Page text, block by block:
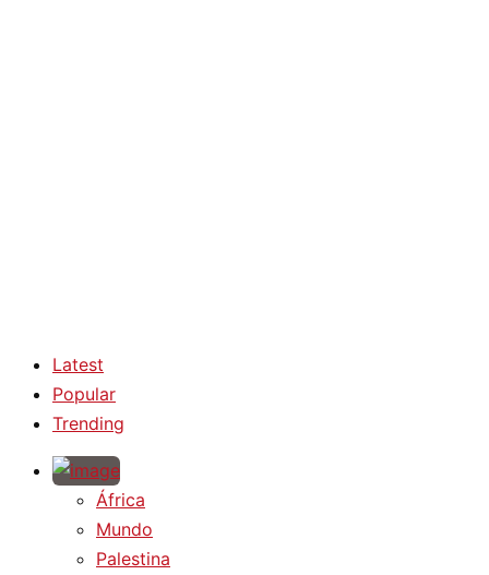
Latest
Popular
Trending
África
Mundo
Palestina